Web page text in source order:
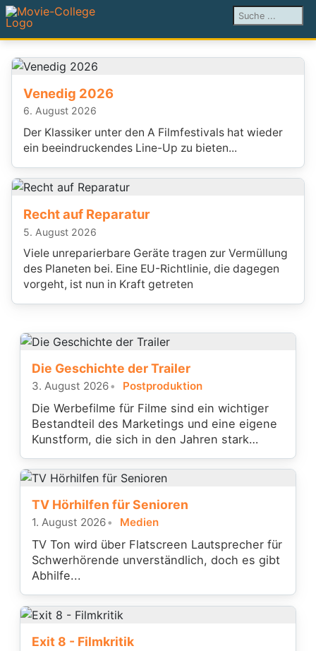
Suchen ...
Venedig 2026
6. August 2026
Der Klassiker unter den A Filmfestivals hat wieder
ein beeindruckendes Line-Up zu bieten...
Recht auf Reparatur
5. August 2026
Viele unreparierbare Geräte tragen zur Vermüllung
des Planeten bei. Eine EU-Richtlinie, die dagegen
vorgeht, ist nun in Kraft getreten
Die Geschichte der Trailer
3. August 2026 Postproduktion
Die Werbefilme für Filme sind ein wichtiger
Bestandteil des Marketings und eine eigene
Kunstform, die sich in den Jahren stark
TV Hörhilfen für Senioren
1. August 2026 Medien
TV Ton wird über Flatscreen Lautsprecher für
Schwerhörende unverständlich, doch es gibt
Abhilfe...
Exit 8 - Filmkritik